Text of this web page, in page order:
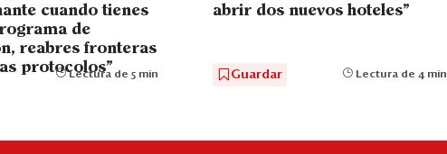
cuando tienes
de
reabres fronteras
protocolos"
Lectura de 5 min
abrir dos nuevos hoteles"
Guardar Lectura de 4 min